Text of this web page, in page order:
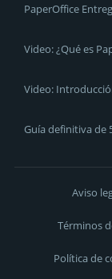
PaperOffice
Video: ¿Qué es
Video:
Guía definitiva de
Aviso
Términos
Política de